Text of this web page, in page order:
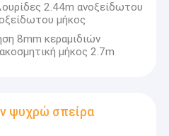
2.44m ανοξείδωτου
μήκος
8mm κεραμιδιών
μήκος 2.7m
ψυχρώ σπείρα